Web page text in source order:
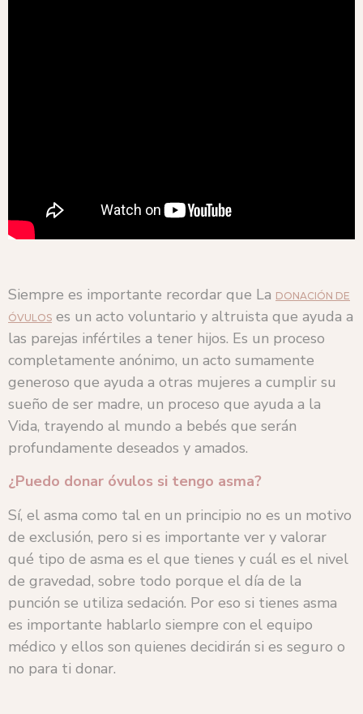
Siempre es importante recordar que La DONACIÓN DE
ÓVULOS es un acto voluntario y altruista que ayuda a
las parejas infértiles a tener hijos. Es un proceso
completamente anónimo, un acto sumamente
generoso que ayuda a otras mujeres a cumplir su
sueño de ser madre, un proceso que ayuda a la
Vida, trayendo al mundo a bebés que serán
profundamente deseados y amados.
¿Puedo donar óvulos si tengo asma?
Sí, el asma como tal en un principio no es un motivo
de exclusión, pero si es importante ver y valorar
qué tipo de asma es el que tienes y cuál es el nivel
de gravedad, sobre todo porque el día de la
punción se utiliza sedación. Por eso si tienes asma
es importante hablarlo siempre con el equipo
médico y ellos son quienes decidirán si es seguro o
no para ti donar.